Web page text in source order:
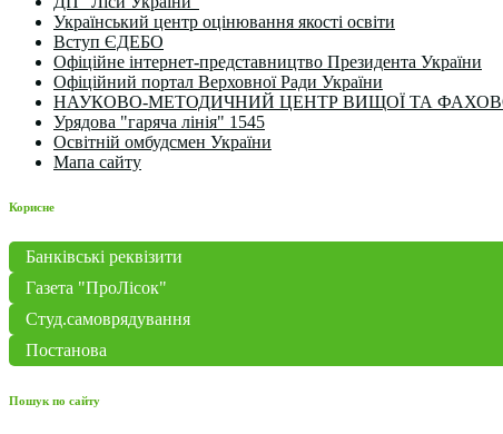
Український центр оцінювання якості освіти
Вступ ЄДЕБО
Офіційне інтернет-представництво Президента України
Офіційний портал Верховної Ради України
НАУКОВО-МЕТОДИЧНИЙ ЦЕНТР ВИЩОЇ ТА
Урядова "гаряча лінія" 1545
Освітній омбудсмен України
Мапа сайту
Корисне
Банківські реквізити
Газета "ПроЛісок"
Студ.самоврядування
Постанова
Пошук по сайту